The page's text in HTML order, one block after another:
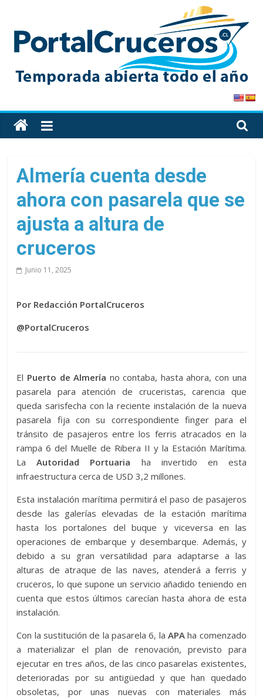
content
PortalCruceros
Toda
la
cruceros
en
un
solo
sitio
Almería cuenta desde
ahora con pasarela que se
ajusta a altura de
cruceros
Junio 11, 2025
Por Redacción PortalCruceros
@PortalCruceros
El Puerto de Almería no contaba, hasta ahora, con una
pasarela para atención de cruceristas, carencia que
queda sarisfecha con la reciente instalación de la nueva
pasarela fija con su correspondiente finger para el
tránsito de pasajeros entre los ferris atracados en la
rampa 6 del Muelle de Ribera II y la Estación Marítima.
LaAutoridad Portuaria ha invertido en esta
infraestructura cerca de USD 3,2 millones.
Esta instalación marítima permitirá el paso de pasajeros
desde las galerías elevadas de la estación marítima
hasta los portalones del buque y viceversa en las
operaciones de embarque y desembarque. Además, y
debido a su gran versatilidad para adaptarse a las
alturas de atraque de las naves, atenderá a ferris y
cruceros, lo que supone un servicio añadido teniendo en
cuenta que estos últimos carecían hasta ahora de esta
instalación.
Con la sustitución de la pasarela 6, la APAha comenzado
a materializar el plan de renovación, previsto para
ejecutar en tres años, de las cinco pasarelas existentes,
deterioradas por su antigüedad y que han quedado
obsoletas, por unas nuevas con materiales más